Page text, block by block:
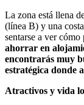
La zona está llena
(línea B) y una
sentarse a ver
ahorrar en
encontrarás muy
estratégica donde
Atractivos y vida